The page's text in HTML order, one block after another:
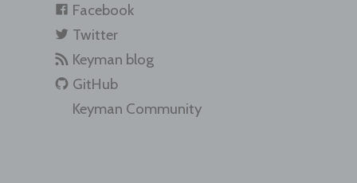
Facebook
Twitter
Keyman blog
GitHub
Keyman Community